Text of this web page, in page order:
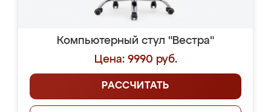
Компьютерный стул "Вестра"
Цена: 9990 руб.
РАССЧИТАТЬ